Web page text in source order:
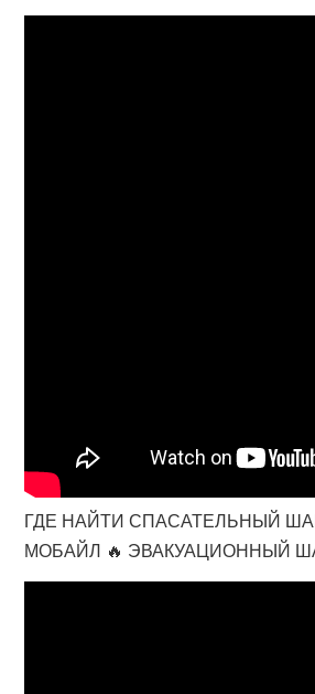
ГДЕ НАЙТИ СПАСАТЕЛЬНЫЙ
МОБАЙЛ 🔥 ЭВАКУАЦИОННЫЙ